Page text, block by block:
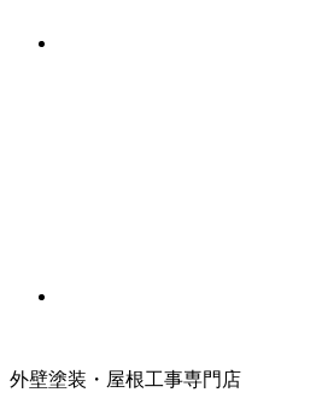
外壁塗装・屋根工事専門店